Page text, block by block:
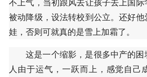
被动降级，设法转校到公立。还好
娃，否则可就真的是雪上加霜了。
这是一个缩影，是很多中产的
人由于运气，一跃而上，感觉自己